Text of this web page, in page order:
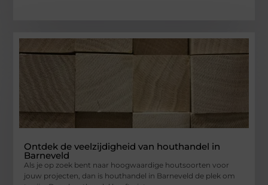
Ontdek de veelzijdigheid van houthandel in
Barneveld
Als je op zoek bent naar hoogwaardige houtsoorten voor
jouw projecten, dan is houthandel in Barneveld de plek om